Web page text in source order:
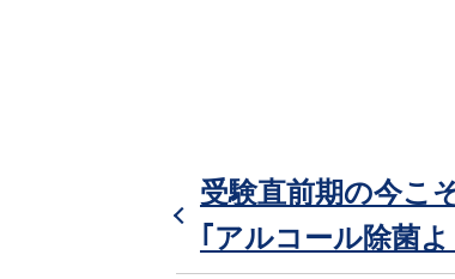
受験直前期の今こ
｢アルコール除菌